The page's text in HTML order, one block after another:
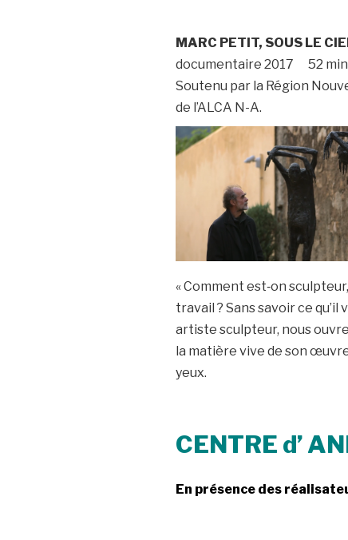
MARC PETIT, SOUS LE
documentaire 2017 52
Soutenu par la Région
de l’ALCA N-A.
« Comment est‐on
travail ? Sans savoir ce
artiste sculpteur, nous
la matière vive de son
yeux.
CENTRE d’
En présence des